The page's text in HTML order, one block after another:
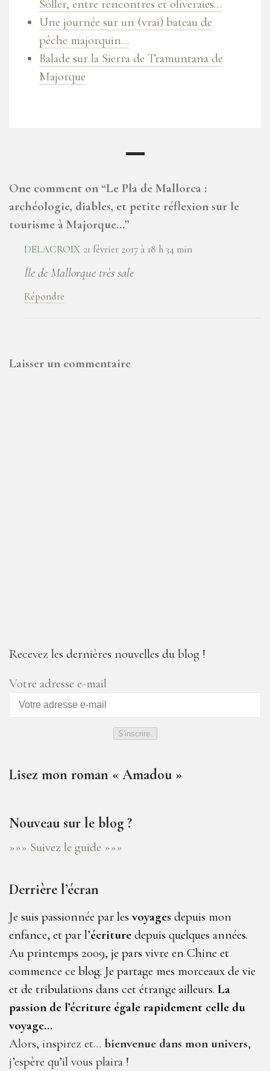
Sóller, entre rencontres et oliveraies…
Une journée sur un (vrai) bateau de
pêche majorquin…
Balade sur la Sierra de Tramuntana de
Majorque
One comment on “Le Pla de Mallorca :
archéologie, diables, et petite réflexion sur le
tourisme à Majorque…”
DELACROIX 21 février 2017 à 18 h 34 min
Île de Mallorque très sale
Répondre
Laisser un commentaire
Recevez les dernières nouvelles du blog !
Votre adresse e-mail
S'inscrire.
Lisez mon roman « Amadou »
Nouveau sur le blog ?
»»» Suivez le guide »»»
Derrière l’écran
Je suis passionnée par les voyages depuis mon
enfance, et par l’écriture depuis quelques années.
Au printemps 2009, je pars vivre en Chine et
commence ce blog. Je partage mes morceaux de vie
et de tribulations dans cet étrange ailleurs. La
passion de l’écriture égale rapidement celle du
voyage…
Alors, inspirez et… bienvenue dans mon univers,
j’espère qu’il vous plaira !